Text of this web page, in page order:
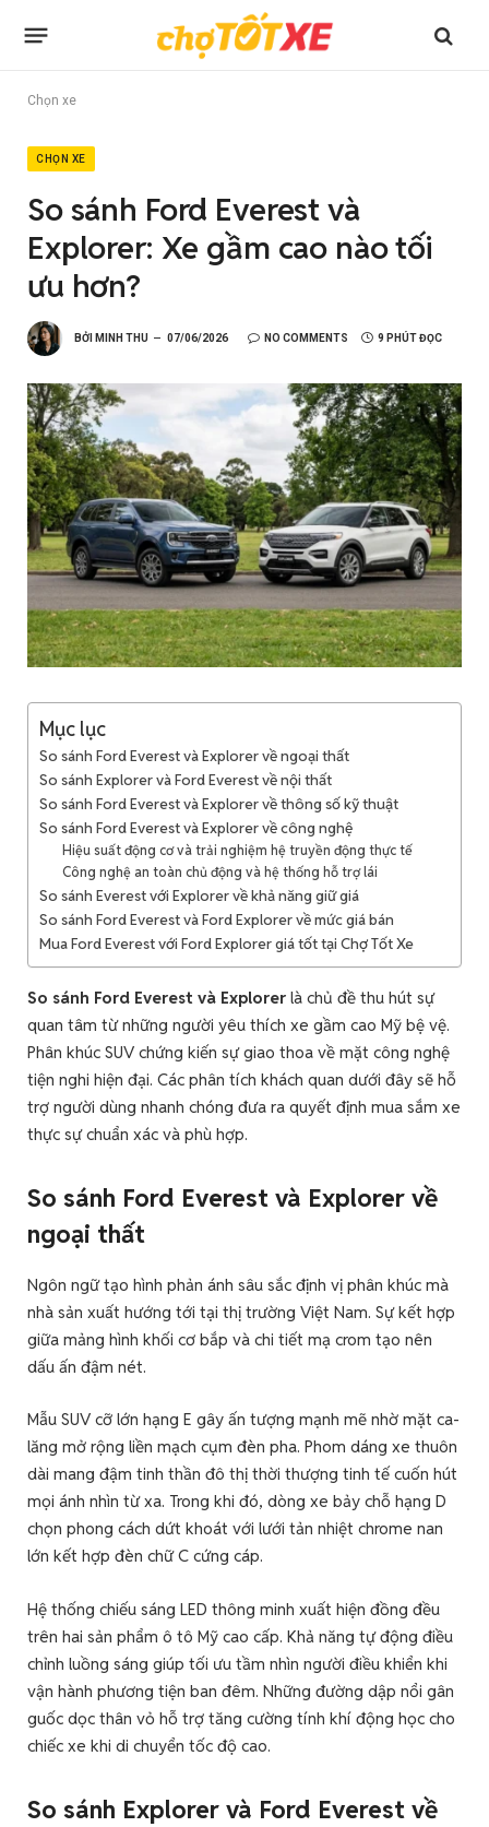
Chọn xe
CHỌN XE
So sánh Ford Everest và
Explorer: Xe gầm cao nào tối
ưu hơn?
BỞI MINH THU 07/06/2026 NO COMMENTS 9 PHÚT ĐỌC
Mục lục
So sánh Ford Everest và Explorer về ngoại thất
So sánh Explorer và Ford Everest về nội thất
So sánh Ford Everest và Explorer về thông số kỹ thuật
So sánh Ford Everest và Explorer về công nghệ
Hiệu suất động cơ và trải nghiệm hệ truyền động thực tế
Công nghệ an toàn chủ động và hệ thống hỗ trợ lái
So sánh Everest với Explorer về khả năng giữ giá
So sánh Ford Everest và Ford Explorer về mức giá bán
Mua Ford Everest với Ford Explorer giá tốt tại Chợ Tốt Xe
So sánh Ford Everest và Explorer là chủ đề thu hút sự
quan tâm từ những người yêu thích xe gầm cao Mỹ bệ vệ.
Phân khúc SUV chứng kiến sự giao thoa về mặt công nghệ
tiện nghi hiện đại. Các phân tích khách quan dưới đây sẽ hỗ
trợ người dùng nhanh chóng đưa ra quyết định mua sắm xe
thực sự chuẩn xác và phù hợp.
So sánh Ford Everest và Explorer về
ngoại thất
Ngôn ngữ tạo hình phản ánh sâu sắc định vị phân khúc mà
nhà sản xuất hướng tới tại thị trường Việt Nam. Sự kết hợp
giữa mảng hình khối cơ bắp và chi tiết mạ crom tạo nên
dấu ấn đậm nét.
Mẫu SUV cỡ lớn hạng E gây ấn tượng mạnh mẽ nhờ mặt ca-
lăng mở rộng liền mạch cụm đèn pha. Phom dáng xe thuôn
dài mang đậm tinh thần đô thị thời thượng tinh tế cuốn hút
mọi ánh nhìn từ xa. Trong khi đó, dòng xe bảy chỗ hạng D
chọn phong cách dứt khoát với lưới tản nhiệt chrome nan
lớn kết hợp đèn chữ C cứng cáp.
Hệ thống chiếu sáng LED thông minh xuất hiện đồng đều
trên hai sản phẩm ô tô Mỹ cao cấp. Khả năng tự động điều
chỉnh luồng sáng giúp tối ưu tầm nhìn người điều khiển khi
vận hành phương tiện ban đêm. Những đường dập nổi gân
guốc dọc thân vỏ hỗ trợ tăng cường tính khí động học cho
chiếc xe khi di chuyển tốc độ cao.
So sánh Explorer và Ford Everest về